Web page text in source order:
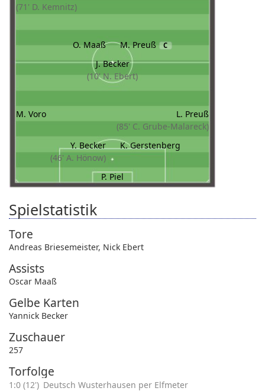
(71' D. Kemnitz)
O. Maaß M. Preuß C
J. Becker
(10' N. Ebert)
M. Voro
L. Preuß
(85' C. Grube-Malareck)
Y. Becker
(46' A. Hönow)
K. Gerstenberg
P. Piel
Spielstatistik
Tore
Andreas Briesemeister, Nick Ebert
Assists
Oscar Maaß
Gelbe Karten
Yannick Becker
Zuschauer
257
Torfolge
1:0 (12') Deutsch Wusterhausen per Elfmeter